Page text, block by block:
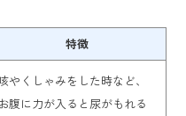
特徴
やくしゃみをした時など、
お腹に力が入ると尿がもれる